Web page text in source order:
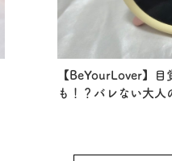
【BeYourLover】目
も！？バレない大人